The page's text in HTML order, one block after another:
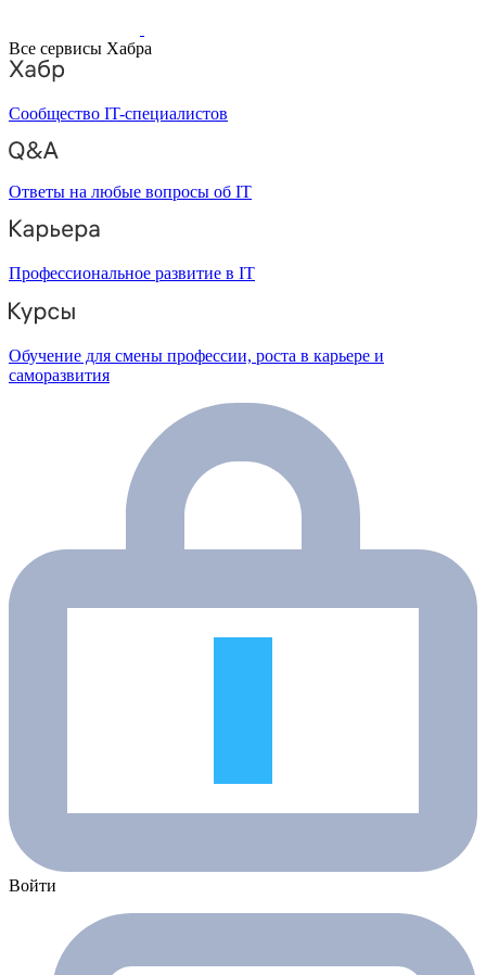
Все сервисы Хабра
Сообщество IT-специалистов
Ответы на любые вопросы об IT
Профессиональное развитие в IT
Обучение для смены профессии, роста в карьере и
саморазвития
Войти